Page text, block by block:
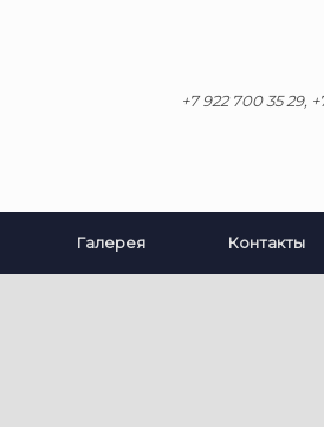
+7 922 700 35 29,
Галерея Контакты